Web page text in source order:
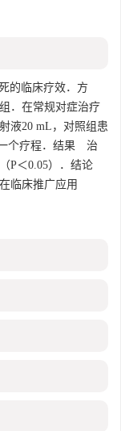
的临床疗效．方
．在常规对症治疗
液20 mL，对照组患
个疗程．结果 治
P＜0.05）．结论
临床推广应用